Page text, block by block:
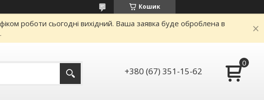
Кошик
роботи сьогодні вихідний. Ваша заявка буде оброблена в
+380 (67) 351-15-62